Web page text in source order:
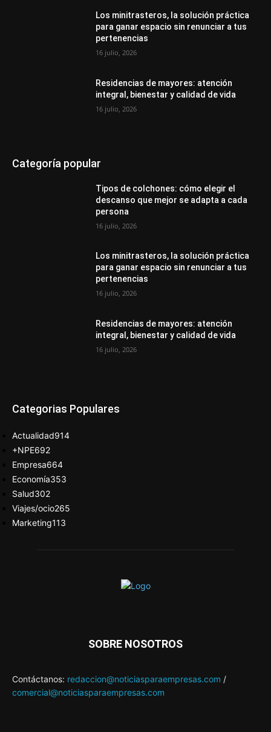
Los minitrasteros, la solución práctica
para ganar espacio sin renunciar a tus
pertenencias
16 julio, 2026
Residencias de mayores: atención
integral, bienestar y calidad de vida
16 julio, 2026
Categoría popular
Tipos de colchones: cómo elegir el
descanso que mejor se adapta a cada
persona
16 julio, 2026
Los minitrasteros, la solución práctica
para ganar espacio sin renunciar a tus
pertenencias
16 julio, 2026
Residencias de mayores: atención
integral, bienestar y calidad de vida
16 julio, 2026
Categorias Populares
Actualidad914
+NPE692
Empresa664
Economía353
Salud302
Viajes/ocio265
Marketing113
SOBRE NOSOTROS
Contáctanos: redaccion@noticiasparaempresas.com /
comercial@noticiasparaempresas.com